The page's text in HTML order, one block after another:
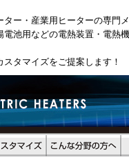
ター・産業用ヒーターの専門
電池用などの電熱装置・電熱
タマイズをご提案します！